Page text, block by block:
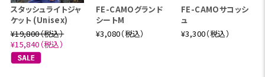
スタッシュライトジャ
ケット (Unisex)
¥19,800（税込）
¥15,840（税込）
FE-CAMOグランド
シートM
¥3,080（税込）
FE-CAMOサコッシ
ュ
¥3,300（税込）